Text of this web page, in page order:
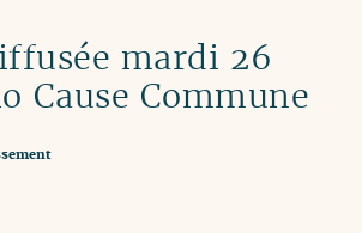
mardi 26
Cause Commune